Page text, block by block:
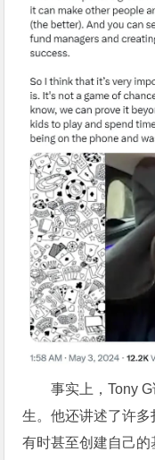
事实上，Tony
生。他还讲述了许多
有时甚至创建自己的